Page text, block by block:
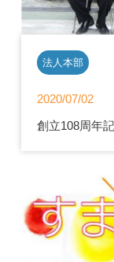
法人本部
2020/07/02
創立108周年